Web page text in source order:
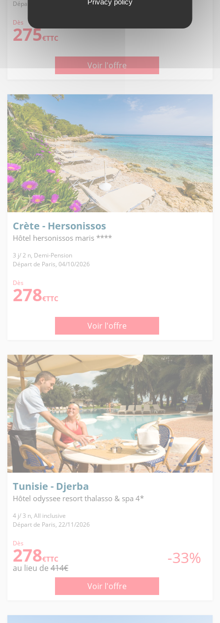
Départ de Paris, 29/06/2027
Dès
275€TTC
Voir l'offre
Crète - Hersonissos
Hôtel hersonissos maris ****
3 j/ 2 n, Demi-Pension
Départ de Paris, 04/10/2026
Dès
278€TTC
Voir l'offre
Tunisie - Djerba
Hôtel odyssee resort thalasso & spa 4*
4 j/ 3 n, All inclusive
Départ de Paris, 22/11/2026
Dès
278€TTC -33%
au lieu de 414€
Voir l'offre
Privacy policy